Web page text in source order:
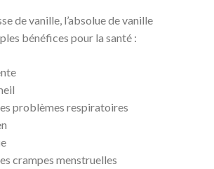
de vanille, l’absolue de vanille
bénéfices pour la santé :
problèmes respiratoires
crampes menstruelles